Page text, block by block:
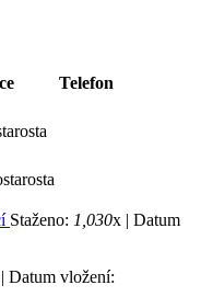
Telefon
Staženo: 1,030x | Datum
Datum vložení: